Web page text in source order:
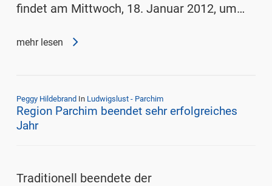
findet am Mittwoch, 18. Januar 2012, um…
mehr lesen
Peggy Hildebrand In Ludwigslust - Parchim
Region Parchim beendet sehr erfolgreiches
Jahr
Traditionell beendete der